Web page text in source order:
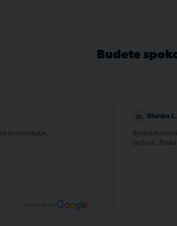
Budete
komunikace,
Blanka L.
Rychlá
technik.